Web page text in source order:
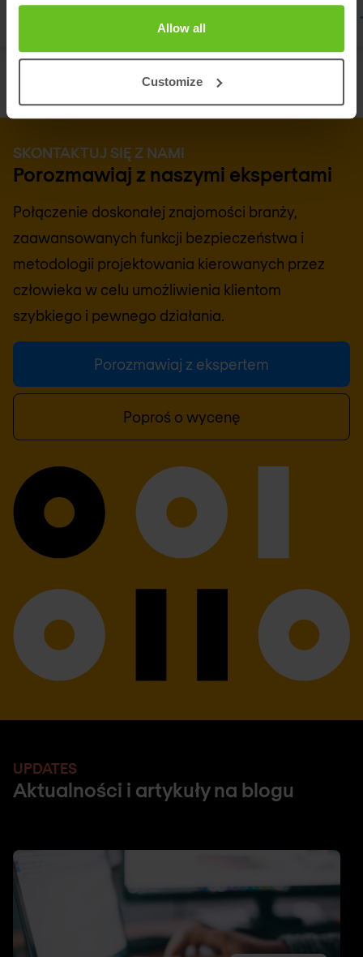
Allow all
Customize
SKONTAKTUJ SIĘ Z NAMI
Porozmawiaj z naszymi ekspertami
Połączenie doskonałej znajomości branży,
zaawansowanych funkcji bezpieczeństwa i
metodologii projektowania kierowanych przez
człowieka w celu umożliwienia klientom
szybkiego i pewnego działania.
Porozmawiaj z ekspertem
Poproś o wycenę
UPDATES
Aktualności i artykuły na blogu